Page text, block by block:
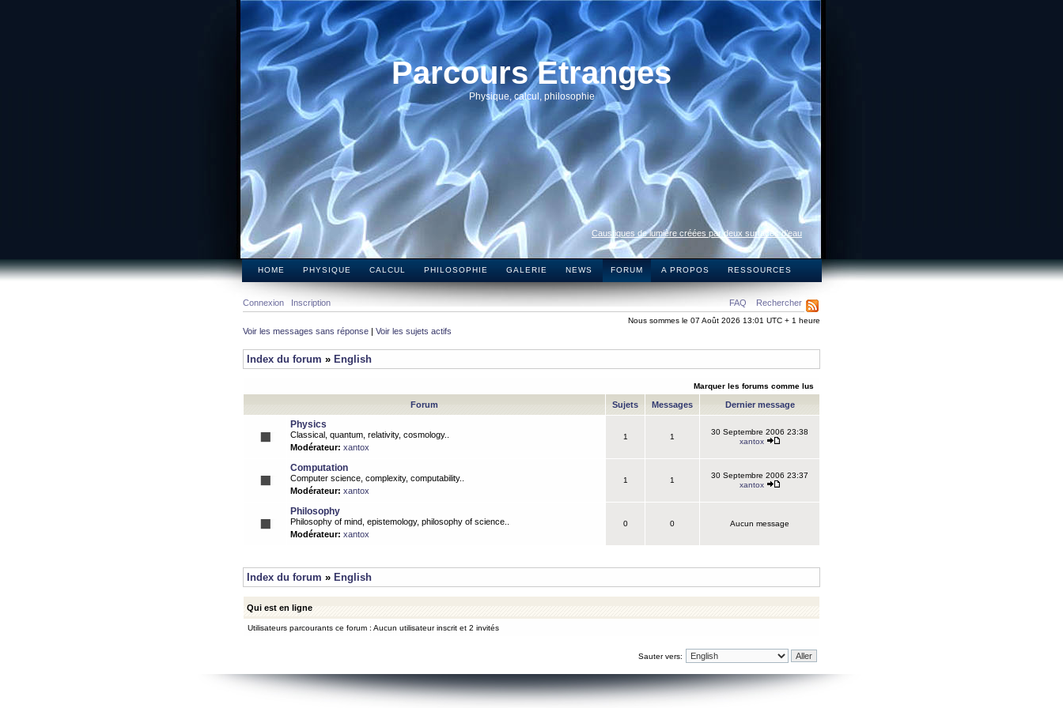
Parcours Etranges
Physique, calcul, philosophie
Caustiques de lumière créées par deux surfaces d’eau
HOME PHYSIQUE CALCUL PHILOSOPHIE GALERIE NEWS FORUM A PROPOS RESSOURCES
FAQ Rechercher
Connexion Inscription
Nous sommes le 07 Août 2026 13:01 UTC + 1 heure
Voir les messages sans réponse | Voir les sujets actifs
Index du forum » English
Marquer les forums comme lus
Forum Sujets Messages Dernier message
Physics
Classical, quantum, relativity, cosmology..
Modérateur: xantox
1 1
30 Septembre 2006 23:38
xantox
Computation
Computer science, complexity, computability..
Modérateur: xantox
1 1
30 Septembre 2006 23:37
xantox
Philosophy
Philosophy of mind, epistemology, philosophy of science..
Modérateur: xantox
0 0 Aucun message
Index du forum » English
Qui est en ligne
Utilisateurs parcourants ce forum : Aucun utilisateur inscrit et 2 invités
Sauter vers: